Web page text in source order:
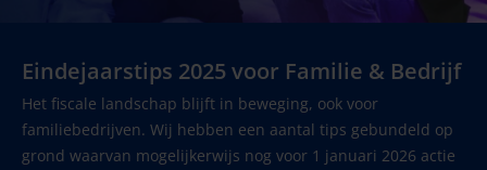
Eindejaarstips 2025 voor Familie & Bedrijf
Het fiscale landschap blijft in beweging, ook voor
familiebedrijven. Wij hebben een aantal tips gebundeld op
grond waarvan mogelijkerwijs nog voor 1 januari 2026 actie